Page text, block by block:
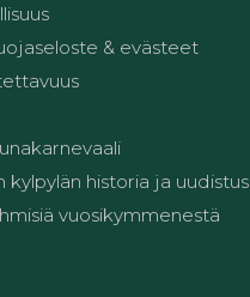
& evästeet
kylpylän historia ja uudistus
vuosikymmenestä